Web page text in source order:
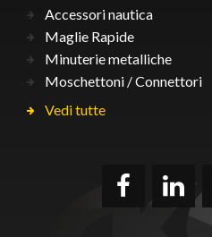
Accessori nautica
Maglie Rapide
Minuterie metalliche
Moschettoni / Connettori
Vedi tutte